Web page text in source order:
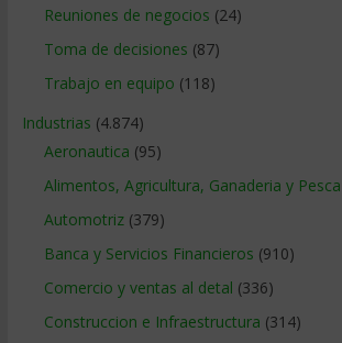
Reuniones de negocios (24)
Toma de decisiones (87)
Trabajo en equipo (118)
Industrias (4.874)
Aeronautica (95)
Alimentos, Agricultura, Ganaderia y Pesca
Automotriz(379)
Banca y Servicios Financieros (910)
Comercio y ventas al detal (336)
Construccion e Infraestructura (314)